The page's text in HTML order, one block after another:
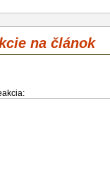
na článok